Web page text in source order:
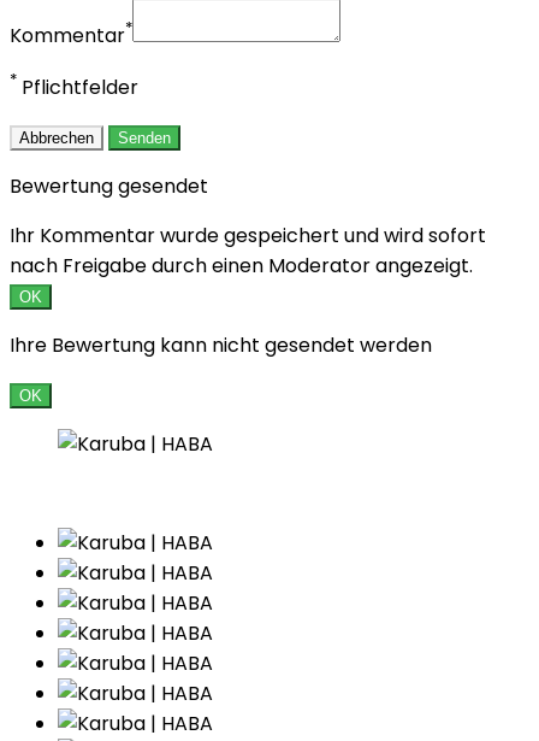
Kommentar*
* Pflichtfelder
Abbrechen Senden
Bewertung gesendet
Ihr Kommentar wurde gespeichert und wird sofort
nach Freigabe durch einen Moderator angezeigt.
OK
Ihre Bewertung kann nicht gesendet werden
OK